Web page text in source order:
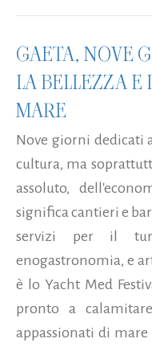
GAETA, NOVE
LA BELLEZZA
MARE
Nove giorni dedicati
cultura, ma
assoluto,
significa cantieri e
servizi per il
enogastronomia, e
è lo Yacht Med
pronto a
appassionati di